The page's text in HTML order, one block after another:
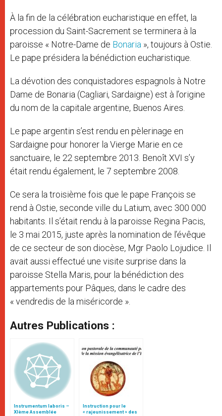
À la fin de la célébration eucharistique en effet, la
procession du Saint-Sacrement se terminera à la
paroisse « Notre-Dame de Bonaria », toujours à Ostie.
Le pape présidera la bénédiction eucharistique.
La dévotion des conquistadores espagnols à Notre
Dame de Bonaria (Cagliari, Sardaigne) est à l’origine
du nom de la capitale argentine, Buenos Aires.
Le pape argentin s’est rendu en pèlerinage en
Sardaigne pour honorer la Vierge Marie en ce
sanctuaire, le 22 septembre 2013. Benoît XVI s’y
était rendu également, le 7 septembre 2008.
Ce sera la troisième fois que le pape François se
rend à Ostie, seconde ville du Latium, avec 300 000
habitants. Il s’était rendu à la paroisse Regina Pacis,
le 3 mai 2015, juste après la nomination de l’évêque
de ce secteur de son diocèse, Mgr Paolo Lojudice. Il
avait aussi effectué une visite surprise dans la
paroisse Stella Maris, pour la bénédiction des
appartements pour Pâques, dans le cadre des
« vendredis de la miséricorde ».
Autres Publications :
Instrumentum laboris –
XIème Assemblée
Instruction pour le
« rajeunissement » des